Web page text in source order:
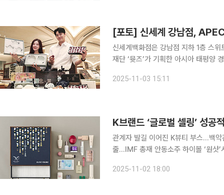
[포토] 신세계 강남점, APEC
신세계백화점은 강남점 지하 1층 스
재단 ‘뮷즈’가 기획한 아시아 태평양
과 맛을 세계에 소개하는 K푸드 외교
2025-11-03 15:11
관계자 발길 이어진 K뷰티 부스...백
줄...IMF 총재 안동소주 하이볼 ‘원샷
각국 정상과 관계자들에게 제대로 눈
2025-11-02 18:00